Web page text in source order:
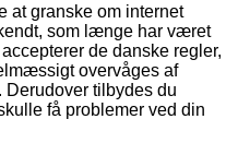
at granske om internet
som længe har været
de danske regler,
overvåges af
Derudover tilbydes du
få problemer ved din